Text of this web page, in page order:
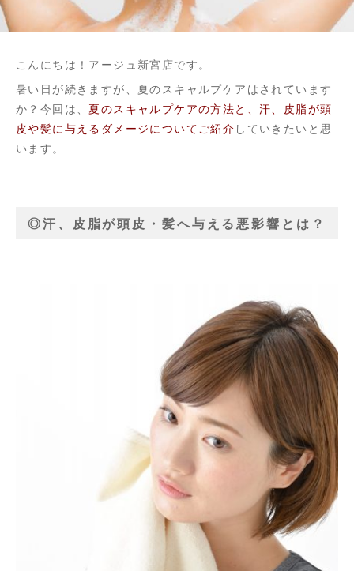
こんにちは！アージュ新宮店です。
暑い日が続きますが、夏のスキャルプケアはされています
か？今回は、 夏のスキャルプケアの方法と、汗、皮脂が頭
皮や髪に与えるダメージについてご紹介 していきたいと思
います。
◎汗、皮脂が頭皮・髪へ与える悪影響とは？